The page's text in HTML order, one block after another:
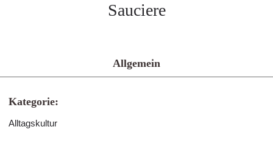
Sauciere
Allgemein
Kategorie:
Alltagskultur